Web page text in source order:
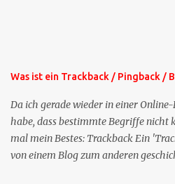
Was ist ein Trackback / Pingback /
Da ich gerade wieder in einer
habe, dass bestimmte Begriffe nicht
mal mein Bestes: Trackback Ein
von einem Blog zum anderen